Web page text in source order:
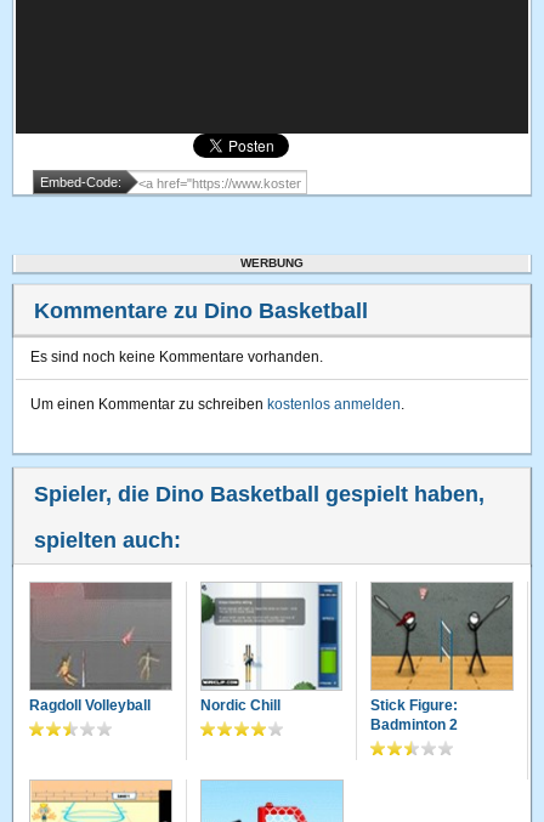
Embed-Code:
WERBUNG
Kommentare zu Dino Basketball
Es sind noch keine Kommentare vorhanden.
Um einen Kommentar zu schreiben kostenlos anmelden.
Spieler, die Dino Basketball gespielt haben,
spielten auch:
Ragdoll Volleyball Nordic Chill
Stick Figure:
Badminton 2